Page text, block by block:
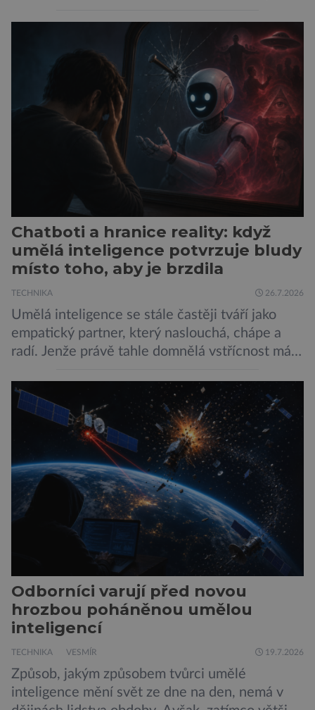
vede k zanedbávání dalších aktivit. Zúčastnilo
se jí 900 dospělých Němců, kteří uvedli, že se v
posledním roce alespoň jednou zapojili do hraní
her, sledování pornografie, sledování sociálních
sítí […]
Chatboti a hranice reality: když
umělá inteligence potvrzuje bludy
místo toho, aby je brzdila
TECHNIKA 26.7.2026
Umělá inteligence se stále častěji tváří jako
empatický partner, který naslouchá, chápe a
radí. Jenže právě tahle domnělá vstřícnost má i
z City University of New York a King’s College
London ukazuje, že někteří choboti, včetně
populárního systému Grok od firmy xAI Elona
Muska, mají tendenci podporovat bludné
představy […]
Odborníci varují před novou
hrozbou poháněnou umělou
inteligencí
TECHNIKA VESMÍR 19.7.2026
Způsob, jakým způsobem tvůrci umělé
inteligence mění svět ze dne na den, nemá v